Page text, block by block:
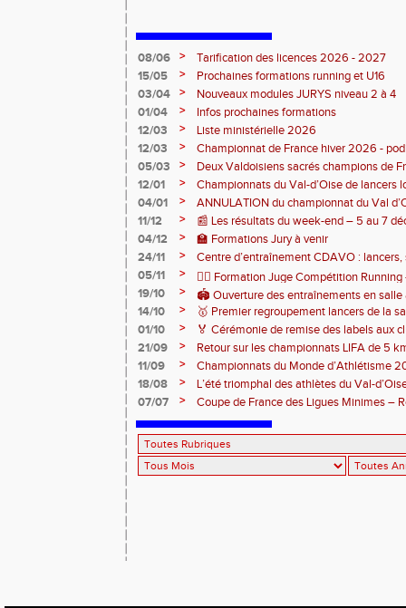
08/06 >
Tarification des licences 2026 - 2027
15/05
>
Prochaines formations running et U16
03/04
>
Nouveaux modules JURYS niveau 2 à 4
01/04
>
Infos prochaines formations
12/03
>
Liste ministérielle 2026
12/03
>
Championnat de France hiver 2026 -
05/03
>
Deux Valdoisiens sacrés champions de
Bourges 🥇
12/01 >
Championnats du Val-d’Oise de lancers
au stade des Maradas
04/01 >
ANNULATION du championnat du Val
11/12
>
📰 Les résultats du week-end – 5 au 7
04/12
>
🏫 Formations Jury à venir
24/11
>
Centre d’entraînement CDAVO : lancers,
05/11
>
🏃‍♂️ Formation Juge Compétition
19/10
>
🏟️ Ouverture des entraînements en
14/10
>
🥇 Premier regroupement lancers de la
01/10
>
🏅 Cérémonie de remise des labels aux
21/09
>
Retour sur les championnats LIFA de 5
11/09
>
Championnats du Monde d’Athlétisme
18/08
>
L’été triomphal des athlètes du Val-
07/07
>
Coupe de France des Ligues Minimes –
!